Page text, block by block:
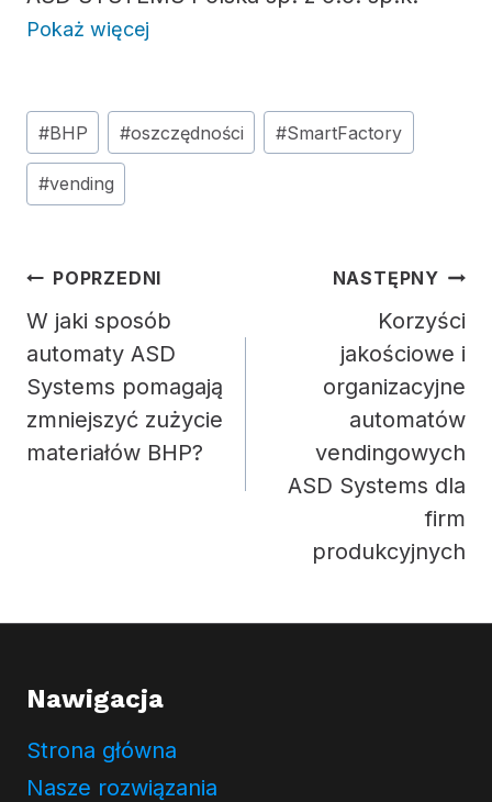
Pokaż więcej
Tagi
wpisu:
#BHP #oszczędności #SmartFactory
#vending
Nawigacja
wpisu
POPRZEDNI
W jaki sposób
automaty ASD
Systems pomagają
zmniejszyć zużycie
materiałów BHP?
NASTĘPNY
Korzyści
jakościowe i
organizacyjne
automatów
vendingowych
ASD Systems dla
firm
produkcyjnych
Nawigacja
Strona główna
Nasze rozwiązania